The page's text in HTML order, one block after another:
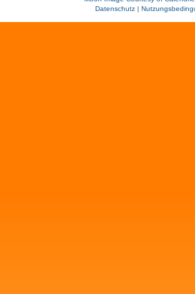
Datenschutz|